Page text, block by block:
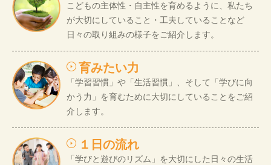
こどもの主体性・自主性を育めるように、私たち
が大切にしていること・工夫していることなど
日々の取り組みの様子をご紹介します。
育みたい力
「学習習慣」や「生活習慣」、そして「学びに向
かう力」を育むために大切にしていることをご紹
介します。
１日の流れ
「学びと遊びのリズム」を大切にした日々の生活